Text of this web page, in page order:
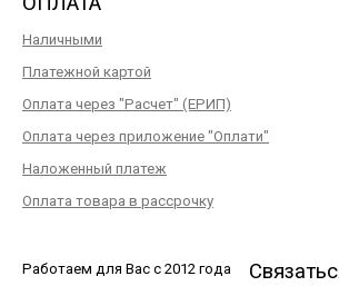
Наличными
Платежной картой
Оплата через "Расчет" (ЕРИП)
Оплата через приложение "Оплати"
Наложенный платеж
Оплата товара в рассрочку
Работаем для Вас с 2012 года